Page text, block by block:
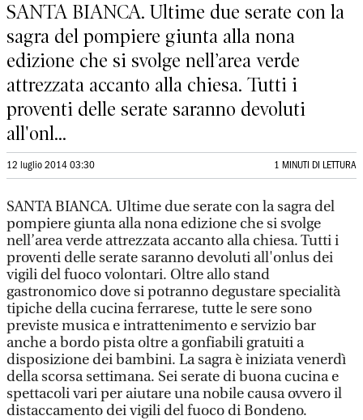
SANTA BIANCA. Ultime due serate con la
sagra del pompiere giunta alla nona
edizione che si svolge nell’area verde
attrezzata accanto alla chiesa. Tutti i
proventi delle serate saranno devoluti
all'onl...
12 luglio 2014 03:30 1 MINUTI DI LETTURA
SANTA BIANCA. Ultime due serate con la sagra del
pompiere giunta alla nona edizione che si svolge
nell’area verde attrezzata accanto alla chiesa. Tutti i
proventi delle serate saranno devoluti all'onlus dei
vigili del fuoco volontari. Oltre allo stand
gastronomico dove si potranno degustare specialità
tipiche della cucina ferrarese, tutte le sere sono
previste musica e intrattenimento e servizio bar
anche a bordo pista oltre a gonfiabili gratuiti a
disposizione dei bambini. La sagra è iniziata venerdì
della scorsa settimana. Sei serate di buona cucina e
spettacoli vari per aiutare una nobile causa ovvero il
distaccamento dei vigili del fuoco di Bondeno.